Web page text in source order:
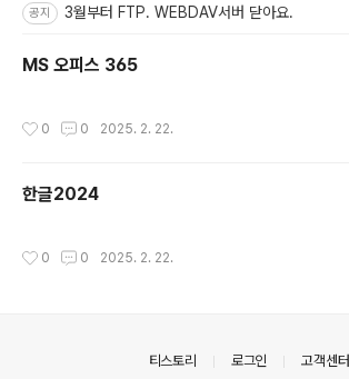
공지 3월부터 FTP. WEBDAV서버 닫아요.
MS 오피스 365
0 0 2025. 2. 22.
한글2024
0 0 2025. 2. 22.
티스토리 로그인 고객센터